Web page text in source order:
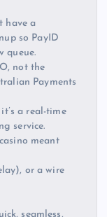
have a
so PayID
queue.
not the
Payments
a real-time
service.
meant
or a wire
seamless,